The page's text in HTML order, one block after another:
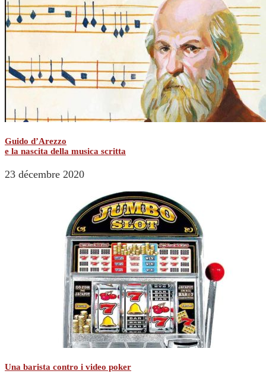
Guido d’Arezzo
e la nascita della musica scritta
23 décembre 2020
Una barista contro i video poker